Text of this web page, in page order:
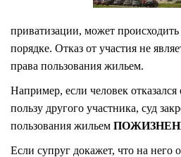
приватизации, может
порядке. Отказ от участия не
права пользования жильем.
Например, если человек
пользу другого участника, суд
пользования жильем
Если супруг докажет, что на него